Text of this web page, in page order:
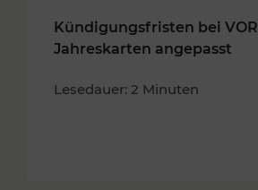
Kündigungsfristen bei VOR
Jahreskarten angepasst
Lesedauer: 2 Minuten